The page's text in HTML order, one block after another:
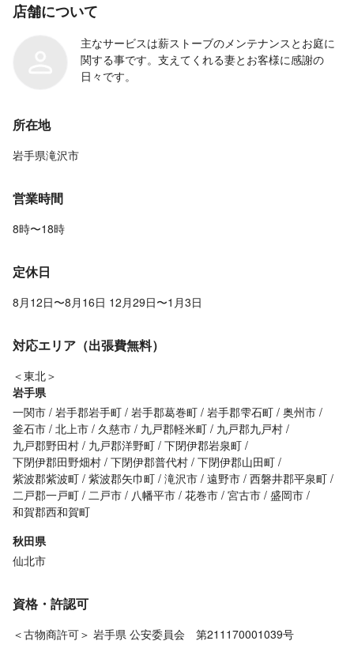
店舗について
主なサービスは薪ストーブのメンテナンスとお庭に
関する事です。支えてくれる妻とお客様に感謝の
日々です。
所在地
岩手県滝沢市
営業時間
8時〜18時
定休日
8月12日〜8月16日 12月29日〜1月3日
対応エリア（出張費無料）
＜東北＞
岩手県
一関市 岩手郡岩手町 岩手郡葛巻町 岩手郡雫石町 奥州市
釜石市 北上市 久慈市 九戸郡軽米町
九戸郡九戸村
九戸郡野田村
九戸郡洋野町 下閉伊郡岩泉町
下閉伊郡田野畑村 下閉伊郡普代村 下閉伊郡山田町
紫波郡紫波町 紫波郡矢巾町 滝沢市 遠野市 西磐井郡平泉町
二戸郡一戸町 二戸市 八幡平市 花巻市 宮古市 盛岡市
和賀郡西和賀町
秋田県
仙北市
資格・許認可
＜古物商許可＞ 岩手県 公安委員会 第211170001039号